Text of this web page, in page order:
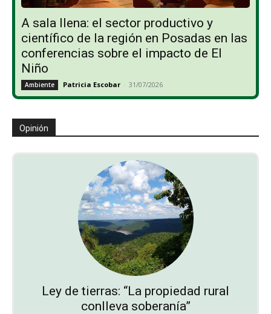
A sala llena: el sector productivo y
científico de la región en Posadas en las
conferencias sobre el impacto de El
Niño
Ambiente Patricia Escobar - 31/07/2026
Opinión
Ley de tierras: “La propiedad rural
conlleva soberanía”